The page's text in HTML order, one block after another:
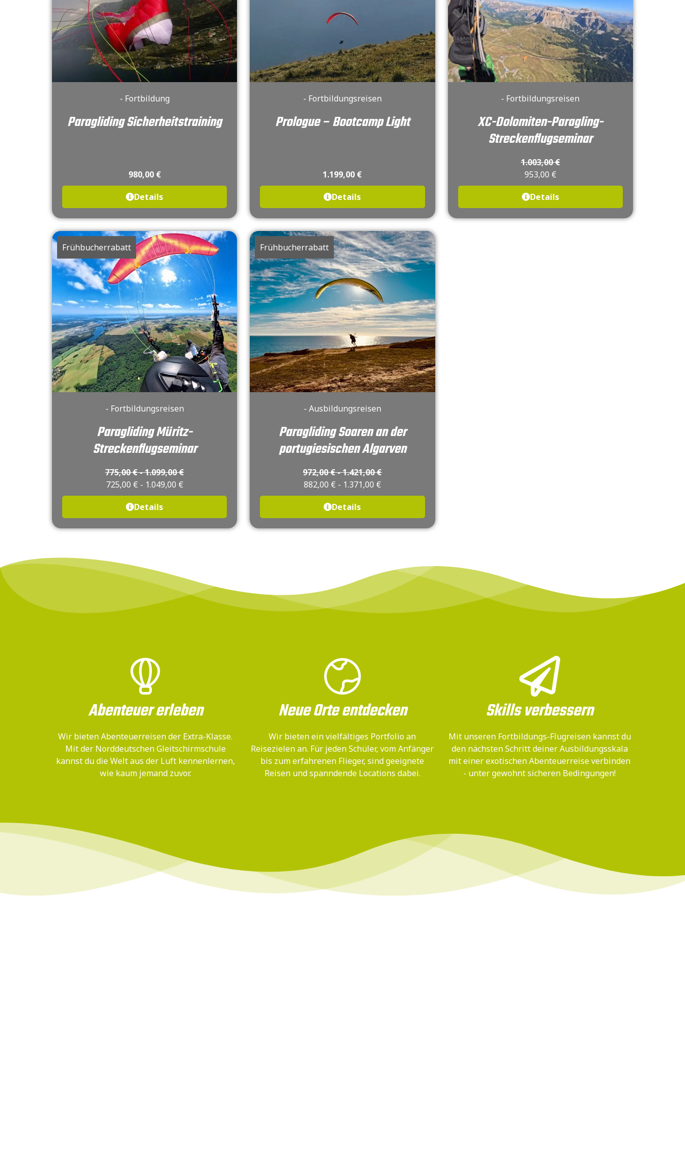
- Fortbildung
Paragliding Sicherheitstraining
980,00 €
Details
- Fortbildungsreisen
Prologue – Bootcamp Light
1.199,00 €
Details
- Fortbildungsreisen
XC-Dolomiten-Paragling-
Streckenflugseminar
1.003,00€
953,00 €
Details
Frühbucherrabatt
- Fortbildungsreisen
Paragliding Müritz-
Streckenflugseminar
775,00€-1.099,00€
725,00 € - 1.049,00 €
Details
Frühbucherrabatt
- Ausbildungsreisen
Paragliding Soaren an der
portugiesischen Algarven
972,00€-1.421,00€
882,00 € - 1.371,00 €
Details
Abenteuer erleben
Wir bieten Abenteuerreisen der Extra-Klasse.
Mit der Norddeutschen Gleitschirmschule
kannst du die Welt aus der Luft kennenlernen,
wie kaum jemand zuvor.
Neue Orte entdecken
Wir bieten ein vielfältiges Portfolio an
Reisezielen an. Für jeden Schüler, vom Anfänger
bis zum erfahrenen Flieger, sind geeignete
Reisen und spanndende Locations dabei.
Skills verbessern
Mit unseren Fortbildungs-Flugreisen kannst du
den nächsten Schritt deiner Ausbildungsskala
mit einer exotischen Abenteuerreise verbinden
- unter gewohnt sicheren Bedingungen!